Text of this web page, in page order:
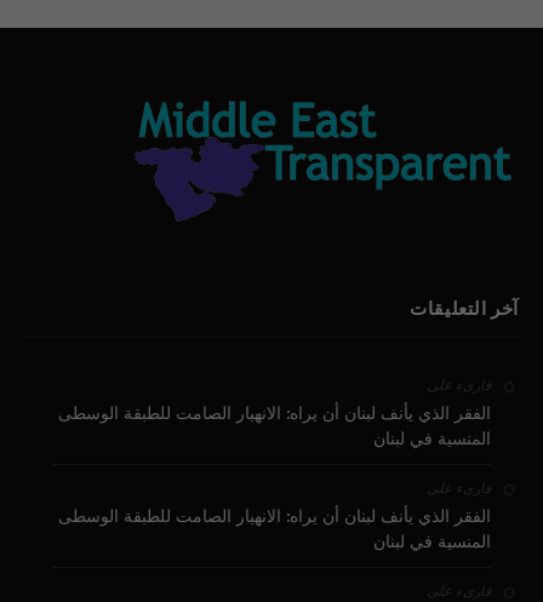
آخر التعليقات
قارىء على
الفقر الذي يأنف لبنان أن يراه: الانهيار الصامت للطبقة الوسطى
المنسية في لبنان
قارىء على
الفقر الذي يأنف لبنان أن يراه: الانهيار الصامت للطبقة الوسطى
المنسية في لبنان
قارىء على